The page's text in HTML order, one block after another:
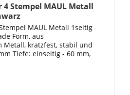
Stempel MAUL Metall
MAUL Metall 1seitig
Form, aus
Metall, kratzfest, stabil und
Tiefe: einseitig - 60 mm,